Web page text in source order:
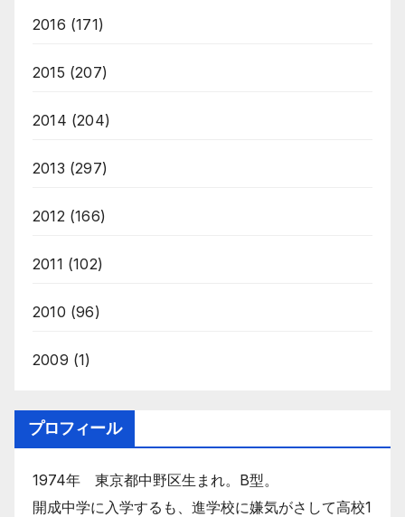
2016 (171)
2015 (207)
2014 (204)
2013 (297)
2012 (166)
2011 (102)
2010 (96)
2009 (1)
プロフィール
1974年 東京都中野区生まれ。B型。
開成中学に入学するも、進学校に嫌気がさして高校1